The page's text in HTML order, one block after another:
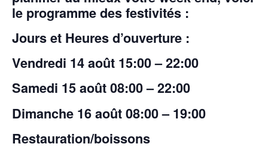
le programme des festivités :
Jours et Heures d’ouverture :
Vendredi 14 août 15:00 – 22:00
Samedi 15 août 08:00 – 22:00
Dimanche 16 août 08:00 – 19:00
Restauration/boissons